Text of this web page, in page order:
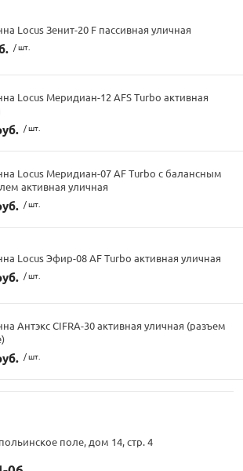
Locus Зенит-20 F пассивная уличная
/ шт.
Locus Меридиан-12 AFS Turbo активная
/ шт.
Locus Меридиан-07 AF Turbo с балансным
активная уличная
/ шт.
Locus Эфир-08 AF Turbo активная уличная
/ шт.
Антэкс CIFRA-30 активная уличная (разъем
/ шт.
поле, дом 14, стр. 4